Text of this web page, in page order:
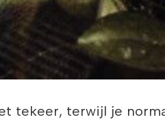
tekeer, terwijl je